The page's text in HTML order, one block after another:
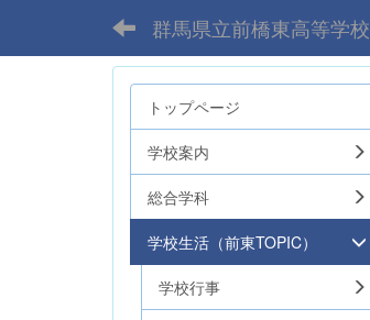
群馬県立前橋東高等学校
トップページ
学校案内
総合学科
学校生活（前東TOPIC）
学校行事